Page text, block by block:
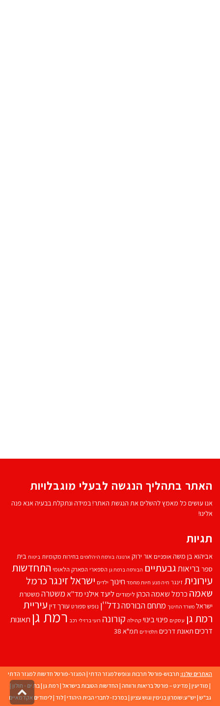
האתר בתהליך הנגשה לבעלי מוגבלויות
אנו עושים כל מאמץ להשלים את הנגשת האתר! במידה ונתקלת בבעיה אנא פנה
אלינו!
תגיות
אביהוא בן משהאופניים אור ירוק ארנונה בורסת היהלומים בחירות מקומיות ביטוח בית
ספרבריאותגבעתיים הבורסה ברמת גן הספארי הפארק הלאומי התחדשות
עירוניתזינגר חיה מנע חיות מחמד חינוך ילדים ישראל זינגרכרמל
שאמה כרמל שאמה הכהן לימודים ליעד אילנימד''אמשטרה משטרת
ישראל משרד החינוך מתחם הבורסהנדל''ן נופש ספורט עורך דין עיריית
רמת גן עסקים פינוי בינוי קהילה קורונה רועי ברזילי רכב רמת גן תאונות
דרכים תאונת דרכים תלמידים תמ"א 38
האתרים שלנו: תרבוש-פורטל תרבות ונופש למגזר הדתי | המגזר-פורטל חדשות למגזר הדתי
| מודיעין | מדינט – פורטל בריאות ורווחה | החדשות הטובות בישראל | רמת גן |בת ים - חולון |
גב"ש | יש''ע:שומרון בנימין וגוש עציון |במרכז- לחברי הבית היהודי |לוד |לימודים אקדמאיים